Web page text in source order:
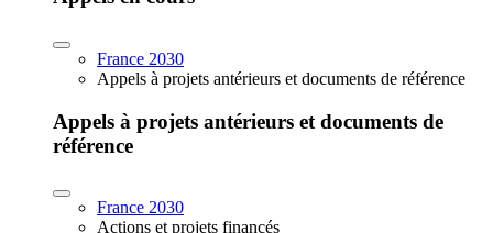
France 2030
Appels à projets antérieurs et documents de référence
Appels à projets antérieurs et documents de
référence
France 2030
Actions et projets financés